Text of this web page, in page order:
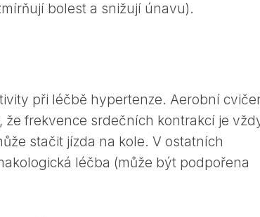
bolest a snižují únavu).
při léčbě hypertenze. Aerobní
že frekvence srdečních kontrakcí je
stačit jízda na kole. V ostatních
léčba (může být podpořena